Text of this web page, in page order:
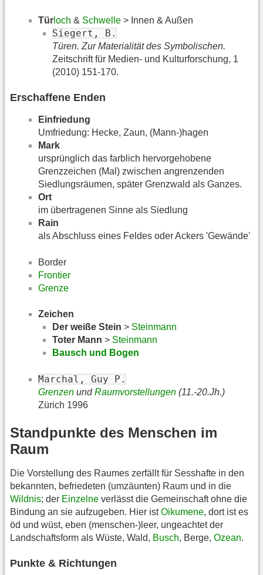
Tür loch & Schwelle > Innen & Außen
Siegert, B.
Türen. Zur Materialität des Symbolischen.
Zeitschrift für Medien- und Kulturforschung, 1
(2010) 151-170.
Erschaffene Enden
Einfriedung
Umfriedung: Hecke, Zaun, (Mann-)hagen
Mark
ursprünglich das farblich hervorgehobene
Grenzzeichen (Mal) zwischen angrenzenden
Siedlungsräumen, später Grenzwald als Ganzes.
Ort
im übertragenen Sinne als Siedlung
Rain
als Abschluss eines Feldes oder Ackers 'Gewände'
Border
Frontier
Grenze
Zeichen
Der weiße Stein > Steinmann
Toter Mann > Steinmann
Bausch und Bogen
Marchal, Guy P.
Grenzen undRaumvorstellungen (11.-20.Jh.)
Zürich 1996
Standpunkte des Menschen im
Raum
Die Vorstellung des Raumes zerfällt für Sesshafte in den
bekannten, befriedeten (umzäunten) Raum und in die
Wildnis; der Einzelne verlässt die Gemeinschaft ohne die
Bindung an sie aufzugeben. Hier istOikumene, dort ist es
öd und wüst, eben (menschen-)leer, ungeachtet der
Landschaftsform als Wüste, Wald, Busch, Berge, Ozean.
Punkte & Richtungen